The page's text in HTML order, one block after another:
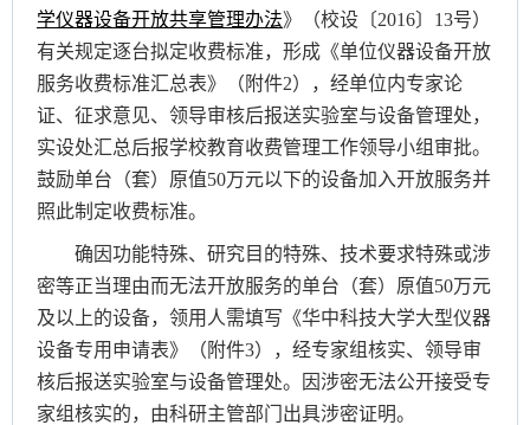
学仪器设备开放共享管理办法》（校设〔2016〕13号）
有关规定逐台拟定收费标准，形成《单位仪器设备开放
服务收费标准汇总表》（附件2），经单位内专家论
证、征求意见、领导审核后报送实验室与设备管理处，
实设处汇总后报学校教育收费管理工作领导小组审批。
鼓励单台（套）原值50万元以下的设备加入开放服务并
照此制定收费标准。
确因功能特殊、研究目的特殊、技术要求特殊或涉
密等正当理由而无法开放服务的单台（套）原值50万元
及以上的设备，领用人需填写《华中科技大学大型仪器
设备专用申请表》（附件3），经专家组核实、领导审
核后报送实验室与设备管理处。因涉密无法公开接受专
家组核实的，由科研主管部门出具涉密证明。